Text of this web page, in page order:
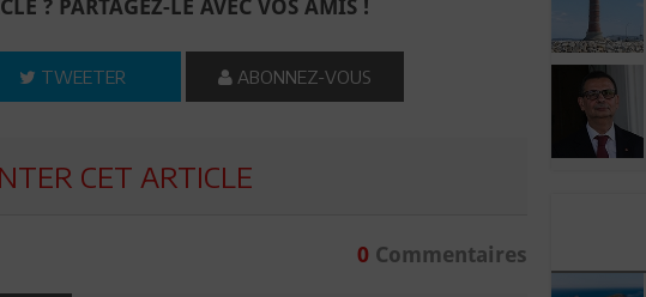
? PARTAGEZ-LE AVEC VOS AMIS !
TWEETER ABONNEZ-VOUS
CET ARTICLE
0Commentaires